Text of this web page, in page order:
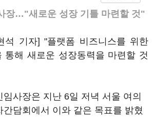
장…"새로운 성장 기틀 마련할 것"
석 기자] "플랫폼 비즈니스를 위한
통해 새로운 성장동력을 마련할 것
사장은 지난 6일 저녁 서울 여의
간담회에서 이와 같은 목표를 밝혔